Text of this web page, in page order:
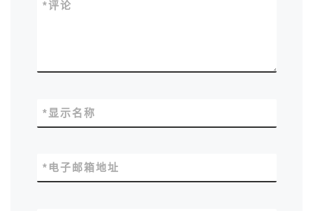
评论
*
显示名称
*
电子邮箱地址
*